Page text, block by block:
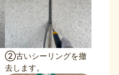
②古いシーリングを撤
去します。